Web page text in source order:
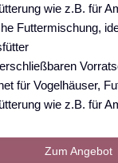
wie z.B. für
Futtermischung,
für Vogelhäuser,
wie z.B. für
Zum Angebot